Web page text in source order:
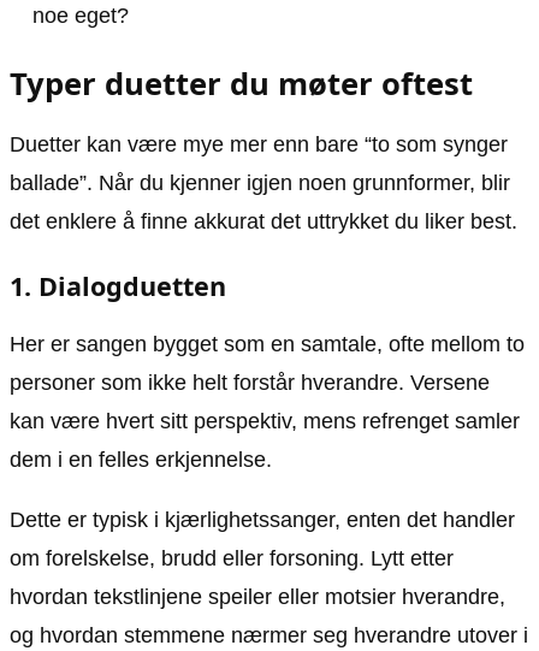
noe eget?
Typer duetter du møter oftest
Duetter kan være mye mer enn bare “to som synger
ballade”. Når du kjenner igjen noen grunnformer, blir
det enklere å finne akkurat det uttrykket du liker best.
1. Dialogduetten
Her er sangen bygget som en samtale, ofte mellom to
personer som ikke helt forstår hverandre. Versene
kan være hvert sitt perspektiv, mens refrenget samler
dem i en felles erkjennelse.
Dette er typisk i kjærlighetssanger, enten det handler
om forelskelse, brudd eller forsoning. Lytt etter
hvordan tekstlinjene speiler eller motsier hverandre,
og hvordan stemmene nærmer seg hverandre utover i